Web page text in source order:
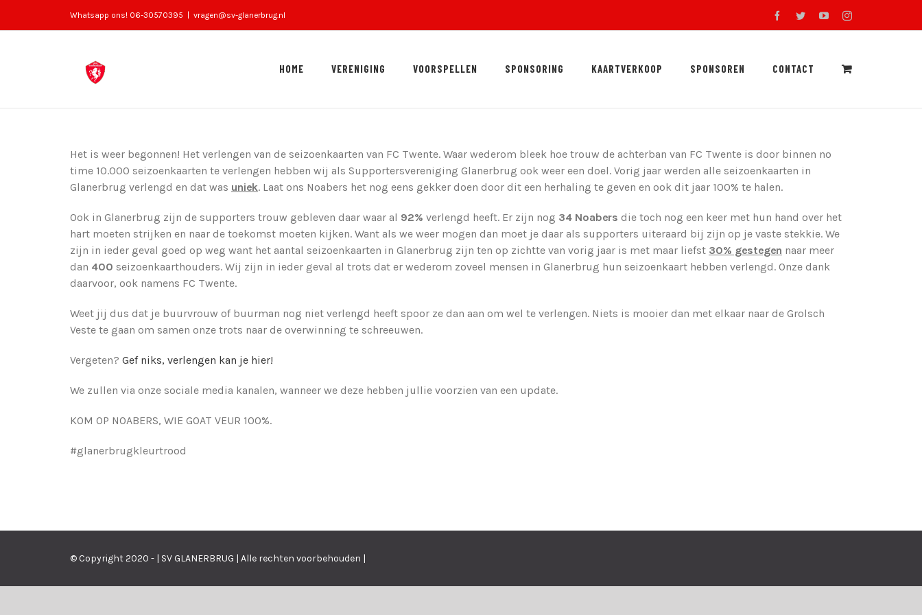
Whatsapp ons! 06-30570395 vragen@sv-glanerbrug.nl facebooktwitteryoutubeinstagram
HOME VERENIGING VOORSPELLEN SPONSORING KAARTVERKOOP SPONSOREN CONTACT
Het is weer begonnen! Het verlengen van de seizoenkaarten van FC Twente. Waar wederom bleek hoe trouw de achterban van FC Twente is door binnen no
time 10.000 seizoenkaarten te verlengen hebben wij als Supportersvereniging Glanerbrug ook weer een doel. Vorig jaar werden alle seizoenkaarten in
Glanerbrug verlengd en dat was uniek. Laat ons Noabers het nog eens gekker doen door dit een herhaling te geven en ook dit jaar 100% te halen.
Ook in Glanerbrug zijn de supporters trouw gebleven daar waar al 92% verlengd heeft. Er zijn nog 34 Noabers die toch nog een keer met hun hand over het
hart moeten strijken en naar de toekomst moeten kijken. Want als we weer mogen dan moet je daar als supporters uiteraard bij zijn op je vaste stekkie. We
zijn in ieder geval goed op weg want het aantal seizoenkaarten in Glanerbrug zijn ten op zichtte van vorig jaar is met maar liefst 30% gestegen naar meer
dan 400 seizoenkaarthouders. Wij zijn in ieder geval al trots dat er wederom zoveel mensen in Glanerbrug hun seizoenkaart hebben verlengd. Onze dank
daarvoor, ook namens FC Twente.
Weet jij dus dat je buurvrouw of buurman nog niet verlengd heeft spoor ze dan aan om wel te verlengen. Niets is mooier dan met elkaar naar de Grolsch
Veste te gaan om samen onze trots naar de overwinning te schreeuwen.
Vergeten? Gef niks, verlengen kan je hier!
We zullen via onze sociale media kanalen, wanneer we deze hebben jullie voorzien van een update.
KOM OP NOABERS, WIE GOAT VEUR 100%.
#glanerbrugkleurtrood
© Copyright 2020 - | SV GLANERBRUG | Alle rechten voorbehouden |